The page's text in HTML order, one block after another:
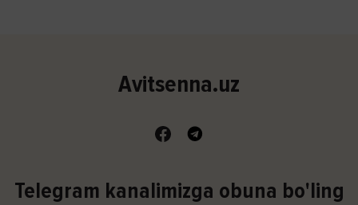
Avitsenna.uz
Telegram kanalimizga obuna bo'ling